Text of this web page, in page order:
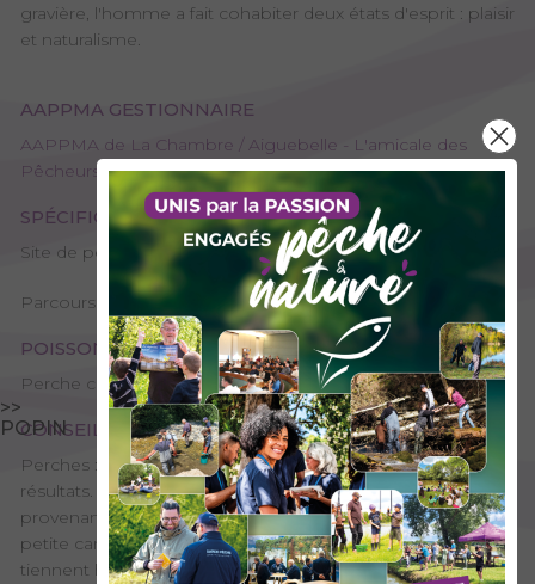
>>
POPIN
gravière, l'homme a fait cohabiter deux états d'esprit : plaisir
et naturalisme.
AAPPMA GESTIONNAIRE
AAPPMA de La Chambre / Aiguebelle - L'amicale des
Pêcheurs de l'Arc
SPÉCIFICITÉS
Site de pêche – 2ème catégorie
Parcours Pêche de Savoie
POISSONS PRÉSENTS
Perche commune, Brochet, Carpe, Petits poissons blancs
CONSEILS DE PÊCHE
Perches : la pêche avec un petit vif donnera de très bons
résultats. Attention, la réglementation n'autorise que les vifs
provenant du lac, alors emportez toujours avec vous une
petite canne au coup. Aux Hurtières, les perches se
tiennent habituellement non loin des pontons et derrière le